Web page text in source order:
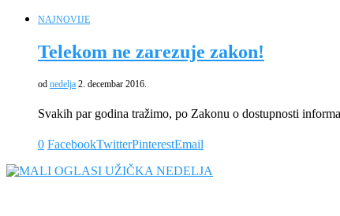
NAJNOVIJE
Telekom ne zarezuje zakon!
od nedelja 2. decembar 2016.
Svakih par godina tražimo, po Zakonu o dostupnosti
0 FacebookTwitterPinterestEmail